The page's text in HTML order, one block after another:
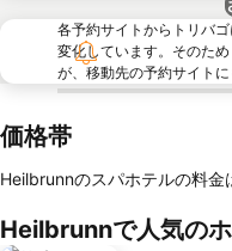
各予約サイトからトリバ
変化しています。そのた
が、移動先の予約サイト
価格帯
Heilbrunnのスパホテルの料金
Heilbrunnで人気の